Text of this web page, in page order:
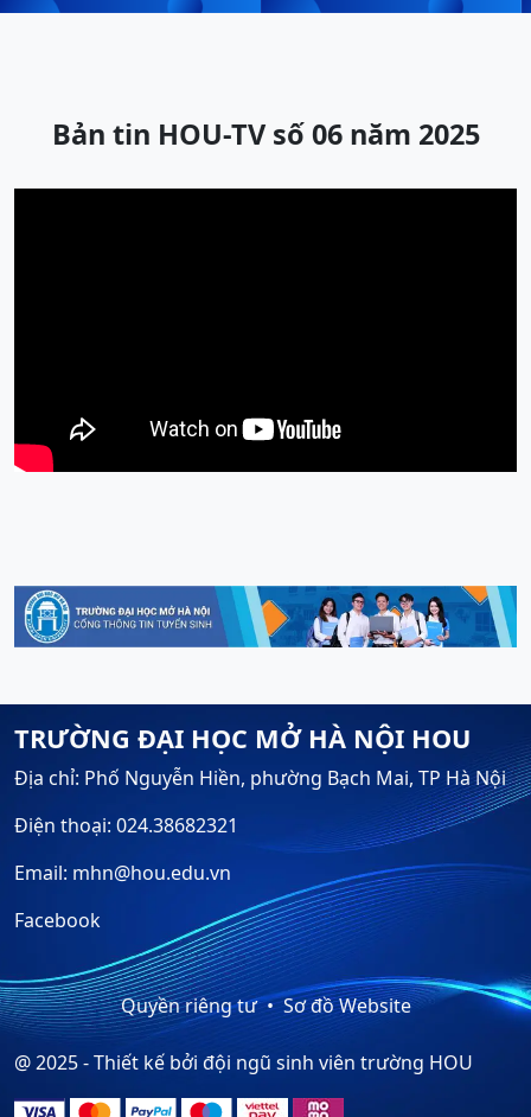
Bản tin HOU-TV số 06 năm 2025
TRƯỜNG ĐẠI HỌC MỞ HÀ NỘI HOU
Địa chỉ: Phố Nguyễn Hiền, phường Bạch Mai, TP Hà Nội
Điện thoại: 024.38682321
Email: mhn@hou.edu.vn
Facebook
Quyền riêng tư Sơ đồ Website
@ 2025 - Thiết kế bởi đội ngũ sinh viên trường HOU